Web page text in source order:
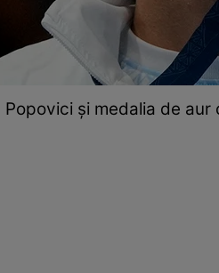
Popovici şi medalia de